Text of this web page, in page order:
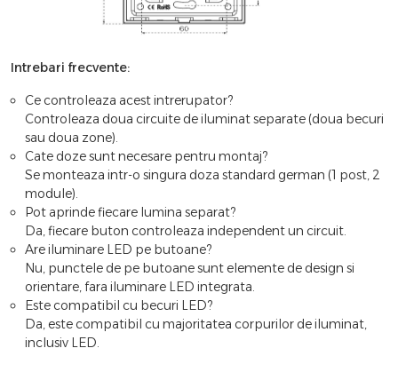
Intrebari frecvente:
Ce controleaza acest intrerupator?
Controleaza doua circuite de iluminat separate (doua becuri
sau doua zone).
Cate doze sunt necesare pentru montaj?
Se monteaza intr-o singura doza standard german (1 post, 2
module).
Pot aprinde fiecare lumina separat?
Da, fiecare buton controleaza independent un circuit.
Are iluminare LED pe butoane?
Nu, punctele de pe butoane sunt elemente de design si
orientare, fara iluminare LED integrata.
Este compatibil cu becuri LED?
Da, este compatibil cu majoritatea corpurilor de iluminat,
inclusiv LED.